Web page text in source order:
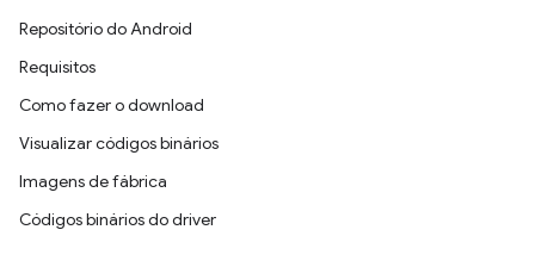
Repositório do Android
Requisitos
Como fazer o download
Visualizar códigos binários
Imagens de fábrica
Códigos binários do driver